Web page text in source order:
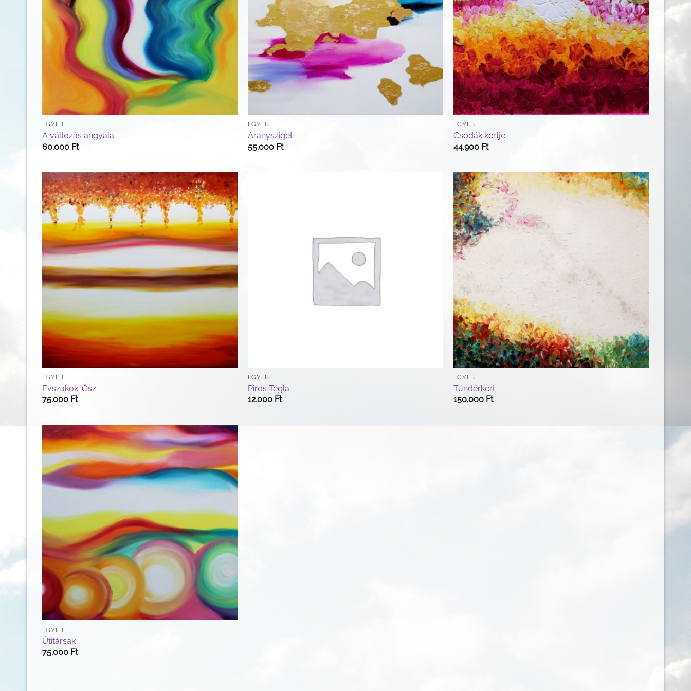
EGYÉB
A változás angyala
60.000 Ft
EGYÉB
Aranysziget
55.000 Ft
EGYÉB
Csodák kertje
44.900 Ft
EGYÉB
Évszakok: Ősz
75.000 Ft
EGYÉB
Piros Tégla
12.000 Ft
EGYÉB
Tündérkert
150.000 Ft
EGYÉB
Útitársak
75.000 Ft